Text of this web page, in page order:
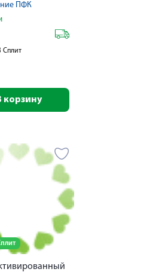
ПФК
Сплит
корзину